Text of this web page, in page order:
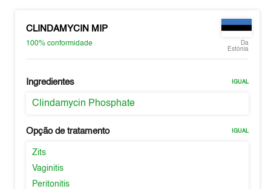
CLINDAMYCIN MIP
100%conformidade
Da
Estónia
Ingredientes IGUAL
Clindamycin Phosphate
Opção de tratamento IGUAL
Zits
Vaginitis
Peritonitis